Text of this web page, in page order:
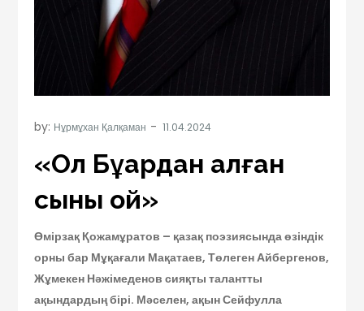
by: Нұрмұхан Қалқаман
«Ол Бұқардан қалған
сынық қой»
Өмірзақ Қожамұратов – қазақ поэзиясында өзіндік
орны бар Мұқағали Мақатаев, Төлеген Айбергенов,
Жұмекен Нәжімеденов сияқты талантты
ақындардың бірі. Мәселен, ақын Сейфулла